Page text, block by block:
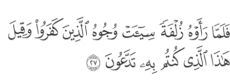
فلما راوه زلفة سييت وجوه الذين كفروا وقيل هاذا الذي كنتم به تدعون
فَلَمَّا رَأَوْهُ زُلْفَةًۭ سِيٓـَٔتْ وُجُوهُ ٱلَّذِينَ كَفَرُوا۟ وَقِيلَ هَـٰذَا ٱلَّذِى كُنتُم بِهِۦ تَدَّعُونَ
ﱁﱂﱃﱄﱅﱆﱇﱈ
ﱉﱊﱋﱌﱍﱎ